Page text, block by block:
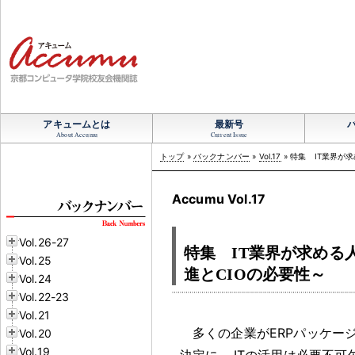
アキュームとは
About Accumu
最新号
Current Issue
Vol.26-27
Vol.25
Vol.24
Vol.22-23
Vol.21
Vol.20
Vol.19
トップ» バックナンバー » Vol.17 » 特集 IT業界が求
Accumu Vol.17
特集 IT業界が求める
進とCIOの必要性～
多くの企業がERPパッケー